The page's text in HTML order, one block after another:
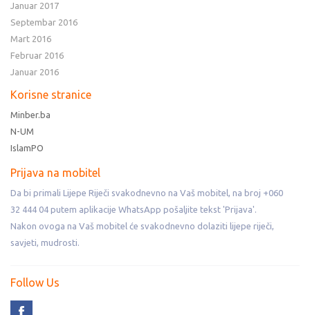
Januar 2017
Septembar 2016
Mart 2016
Februar 2016
Januar 2016
Korisne stranice
Minber.ba
N-UM
IslamPO
Prijava na mobitel
Da bi primali Lijepe Riječi svakodnevno na Vaš mobitel, na broj +060
32 444 04 putem aplikacije WhatsApp pošaljite tekst 'Prijava'.
Nakon ovoga na Vaš mobitel će svakodnevno dolaziti lijepe riječi,
savjeti, mudrosti.
Follow Us